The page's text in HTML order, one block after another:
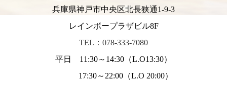
兵庫県神戸市中央区北長狭通1-9-3
レインボープラザビル8F
TEL：078-333-7080
平日 11:30～14:30（L.O13:30）
17:30～22:00（L.O 20:00）